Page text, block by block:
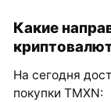
Какие
На сегодня
покупки TMXN: